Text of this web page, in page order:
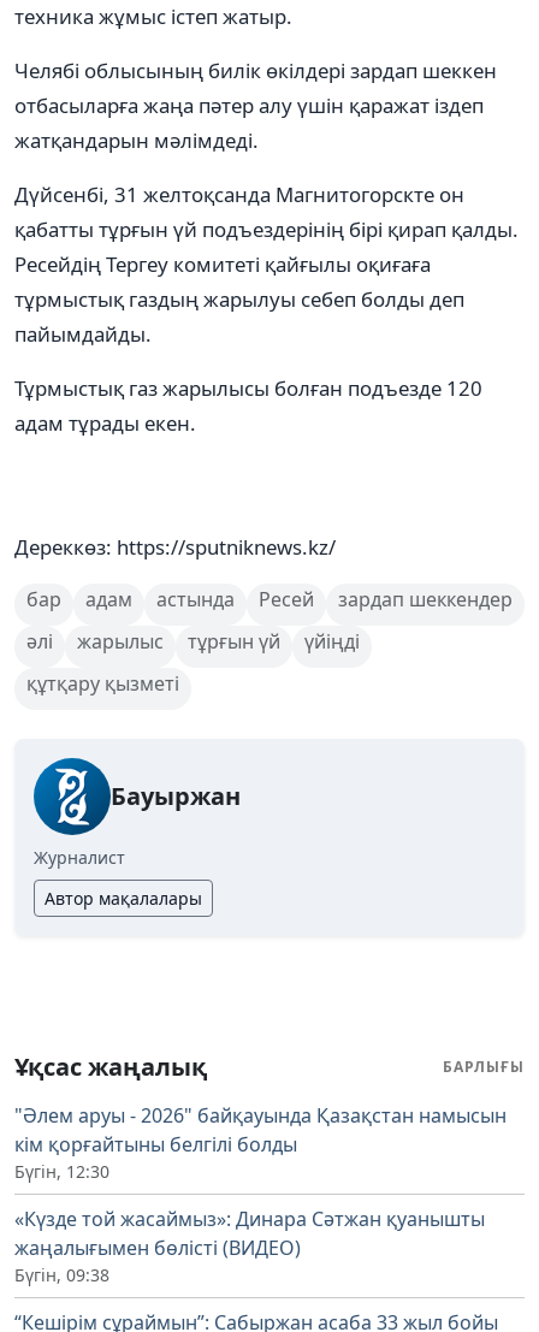
техника жұмыс істеп жатыр.
Челябі облысының билік өкілдері зардап шеккен
отбасыларға жаңа пәтер алу үшін қаражат іздеп
жатқандарын мәлімдеді.
Дүйсенбі, 31 желтоқсанда Магнитогорскте он
қабатты тұрғын үй подъездерінің бірі қирап қалды.
Ресейдің Тергеу комитеті қайғылы оқиғаға
тұрмыстық газдың жарылуы себеп болды деп
пайымдайды.
Тұрмыстық газ жарылысы болған подъезде 120
адам тұрады екен.
Дереккөз: https://sputniknews.kz/
бар адам астында Ресей
зардап шеккендер
әлі
жарылыс тұрғын үй
үйіңді
құтқару қызметі
Бауыржан
Журналист
Автор мақалалары
Ұқсас жаңалық БАРЛЫҒЫ
"Әлем аруы - 2026" байқауында Қазақстан намысын
кім қорғайтыны белгілі болды
Бүгін, 12:30
«Күзде той жасаймыз»: Динара Сәтжан қуанышты
жаңалығымен бөлісті (ВИДЕО)
Бүгін, 09:38
“Кешірім сұраймын”: Сабыржан асаба 33 жыл бойы